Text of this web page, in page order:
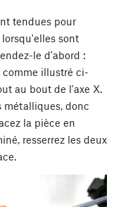
tendues pour
sont
le d'abord :
comme illustré ci-
au bout de l'axe X.
métalliques, donc
la pièce en
resserrez les deux